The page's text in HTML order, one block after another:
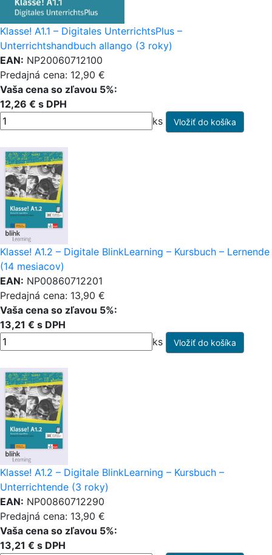
Klasse! A1.1 – Digitales UnterrichtsPlus –
Unterrichtshandbuch allango (3 roky)
EAN: NP20060712100
Predajná cena: 12,90 €
Vaša cena so zľavou 5%:
12,26 € s DPH
ks
Klasse! A1.2 – Digitale BlinkLearning – Kursbuch – Lernende
(14 mesiacov)
EAN: NP00860712201
Predajná cena: 13,90 €
Vaša cena so zľavou 5%:
13,21 € s DPH
ks
Klasse! A1.2 – Digitale BlinkLearning – Kursbuch –
Unterrichtende (3 roky)
EAN: NP00860712290
Predajná cena: 13,90 €
Vaša cena so zľavou 5%:
13,21 € s DPH